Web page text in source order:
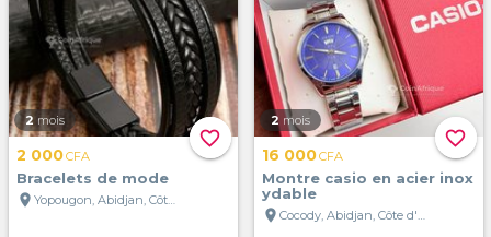
favorite_border
2 mois
2 000CFA
Bracelets de mode
location_on
Yopougon, Abidjan, Côte d'Ivoire
favorite_border
2 mois
16 000CFA
Montre casio en acier inox
ydable
location_on
Cocody, Abidjan, Côte d'Ivoire